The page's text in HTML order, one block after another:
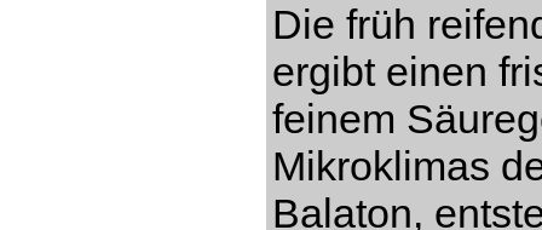
Die früh
ergibt einen
feinem
Mikroklimas
Balaton,